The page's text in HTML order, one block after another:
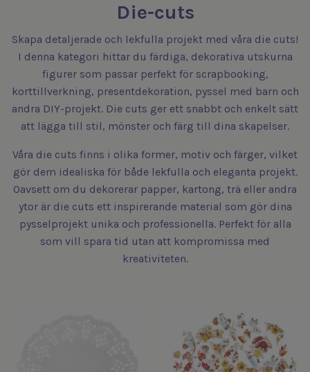
Die-cuts
Skapa detaljerade och lekfulla projekt med våra die cuts!
I denna kategori hittar du färdiga, dekorativa utskurna
figurer som passar perfekt för scrapbooking,
korttillverkning, presentdekoration, pyssel med barn och
andra DIY-projekt. Die cuts ger ett snabbt och enkelt sätt
att lägga till stil, mönster och färg till dina skapelser.
Våra die cuts finns i olika former, motiv och färger, vilket
gör dem idealiska för både lekfulla och eleganta projekt.
Oavsett om du dekorerar papper, kartong, trä eller andra
ytor är die cuts ett inspirerande material som gör dina
pysselprojekt unika och professionella. Perfekt för alla
som vill spara tid utan att kompromissa med
kreativiteten.